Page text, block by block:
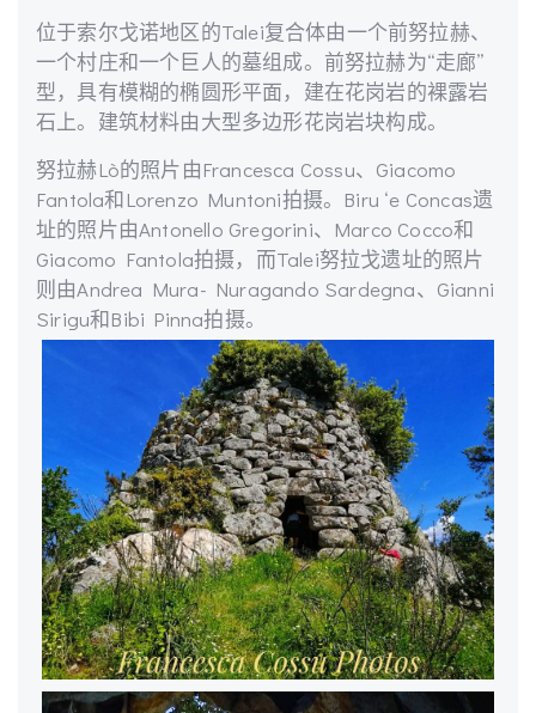
位于索尔戈诺地区的Talei复合体由一个前努拉赫、
一个村庄和一个巨人的墓组成。前努拉赫为“走廊”
型，具有模糊的椭圆形平面，建在花岗岩的裸露岩
石上。建筑材料由大型多边形花岗岩块构成。
努拉赫Lò的照片由Francesca Cossu、Giacomo
Fantola和Lorenzo Muntoni拍摄。Biru ‘e Concas遗
址的照片由Antonello Gregorini、Marco Cocco和
Giacomo Fantola拍摄，而Talei努拉戈遗址的照片
则由Andrea Mura- Nuragando Sardegna、Gianni
Sirigu和Bibi Pinna拍摄。